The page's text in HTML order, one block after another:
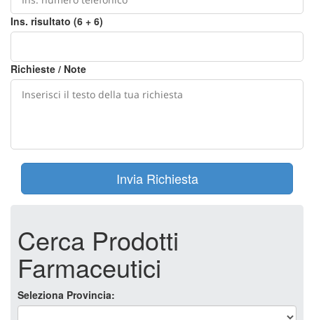
Ins. risultato (6 + 6)
Richieste / Note
Invia Richiesta
Cerca Prodotti
Farmaceutici
Seleziona Provincia: